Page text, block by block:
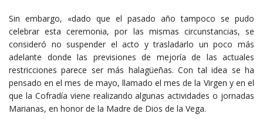
Sin embargo, «dado que el pasado año tampoco se pudo
celebrar esta ceremonia, por las mismas circunstancias, se
consideró no suspender el acto y trasladarlo un poco más
adelante donde las previsiones de mejoría de las actuales
restricciones parece ser más halagüeñas. Con tal idea se ha
pensado en el mes de mayo, llamado el mes de la Virgen y en el
que la Cofradía viene realizando algunas actividades o jornadas
Marianas, en honor de la Madre de Dios de la Vega.